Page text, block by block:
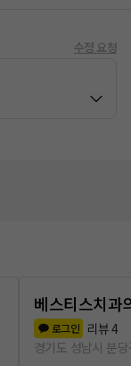
수정 요청
베스티스치과
로그인 리뷰4
경기도 성남시 분